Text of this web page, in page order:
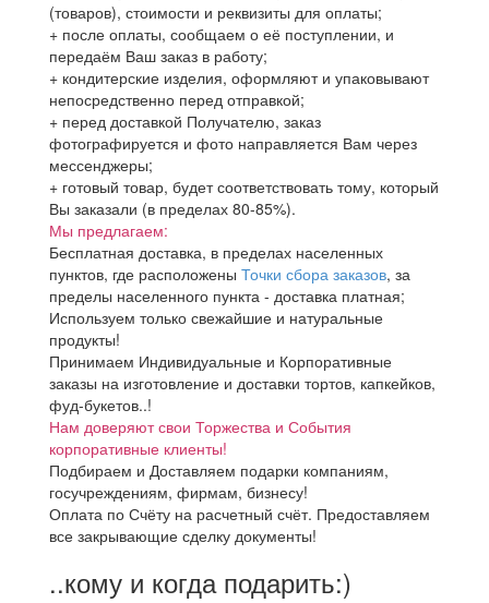
(товаров), стоимости и реквизиты для оплаты;
+ после оплаты, сообщаем о её поступлении, и
передаём Ваш заказ в работу;
+ кондитерские изделия, оформляют и упаковывают
непосредственно перед отправкой;
+ перед доставкой Получателю, заказ
фотографируется и фото направляется Вам через
мессенджеры;
+ готовый товар, будет соответствовать тому, который
Вы заказали (в пределах 80-85%).
Мы предлагаем:
Бесплатная доставка, в пределах населенных
пунктов, где расположены Точки сбора заказов, за
пределы населенного пункта - доставка платная;
Используем только свежайшие и натуральные
продукты!
Принимаем Индивидуальные и Корпоративные
заказы на изготовление и доставки тортов, капкейков,
фуд-букетов..!
Нам доверяют свои Торжества и События
корпоративные клиенты!
Подбираем и Доставляем подарки компаниям,
госучреждениям, фирмам, бизнесу!
Оплата по Счёту на расчетный счёт. Предоставляем
все закрывающие сделку документы!
..кому и когда подарить:)